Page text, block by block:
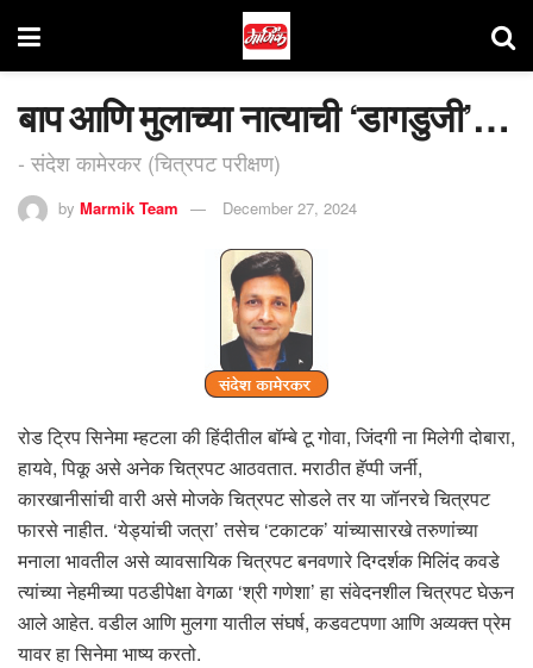
बाप आणि मुलाच्या नात्याची ‘डागडुजी’…
- संदेश कामेरकर (चित्रपट परीक्षण)
by Marmik Team December 27, 2024
रोड ट्रिप सिनेमा म्हटला की हिंदीतील बॉम्बे टू गोवा, जिंदगी ना मिलेगी दोबारा,
हायवे, पिकू असे अनेक चित्रपट आठवतात. मराठीत हॅप्पी जर्नी,
कारखानीसांची वारी असे मोजके चित्रपट सोडले तर या जॉनरचे चित्रपट
फारसे नाहीत. ‘येड्यांची जत्रा’ तसेच ‘टकाटक’ यांच्यासारखे तरुणांच्या
मनाला भावतील असे व्यावसायिक चित्रपट बनवणारे दिग्दर्शक मिलिंद कवडे
त्यांच्या नेहमीच्या पठडीपेक्षा वेगळा ‘श्री गणेशा’ हा संवेदनशील चित्रपट घेऊन
आले आहेत. वडील आणि मुलगा यातील संघर्ष, कडवटपणा आणि अव्यक्त प्रेम
यावर हा सिनेमा भाष्य करतो.